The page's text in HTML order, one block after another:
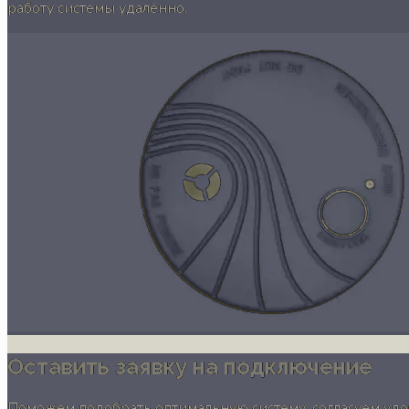
работу системы удалённо.
Оставить заявку на подключение